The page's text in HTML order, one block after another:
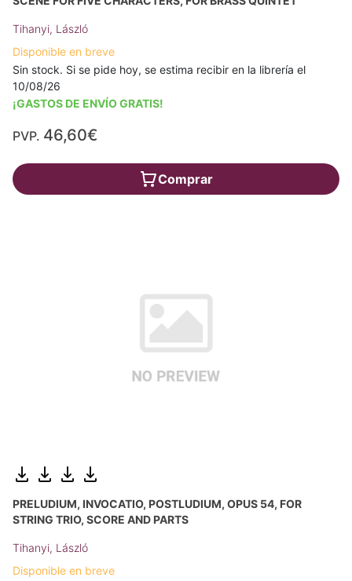
Tihanyi, László
Disponible en breve
Sin stock. Si se pide hoy, se estima recibir en la librería el
10/08/26
¡GASTOS DE ENVÍO GRATIS!
PVP. 46,60€
Comprar
PRELUDIUM, INVOCATIO, POSTLUDIUM, OPUS 54, FOR
STRING TRIO, SCORE AND PARTS
Tihanyi, László
Disponible en breve